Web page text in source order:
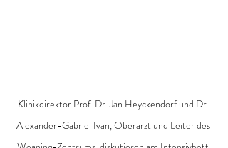
Klinikdirektor Prof. Dr. Jan Heyckendorf und Dr.
Alexander-Gabriel Ivan, Oberarzt und Leiter des